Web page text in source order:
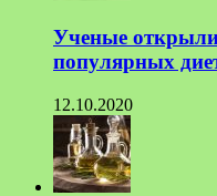
Ученые
популярных
12.10.2020